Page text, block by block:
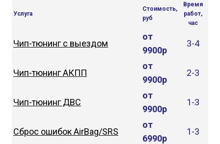
Услуга
Стоимость,
руб
Время
работ,
час
Чип-тюнинг с выездом
от
9900р
3-4
Чип-тюнинг АКПП
от
9900р
2-3
Чип-тюнинг ДВС
от
9900р
1-3
Сброс ошибок AirBag/SRS
от
6990р
1-3